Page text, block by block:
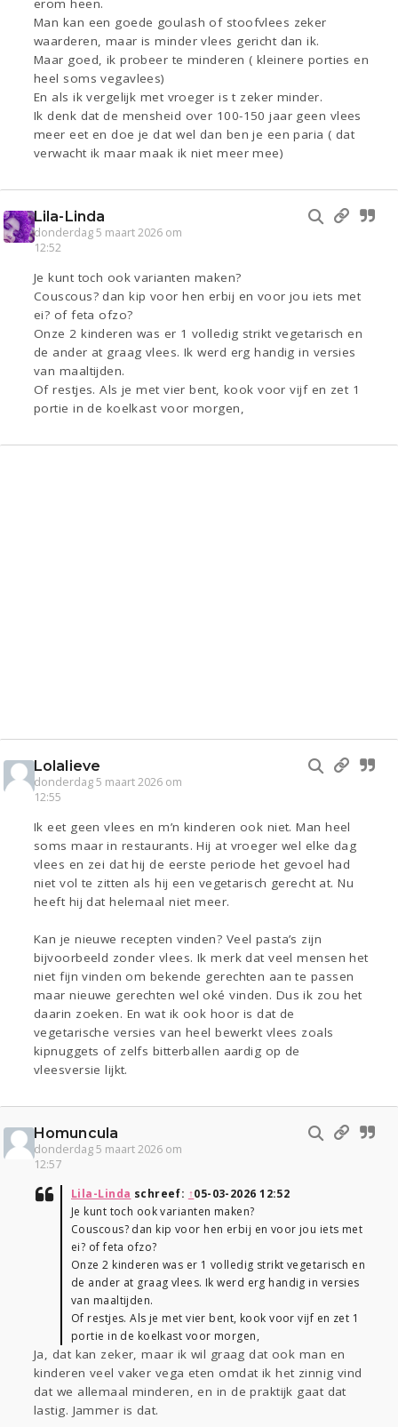
erom heen.
Man kan een goede goulash of stoofvlees zeker
waarderen, maar is minder vlees gericht dan ik.
Maar goed, ik probeer te minderen ( kleinere porties en
heel soms vegavlees)
En als ik vergelijk met vroeger is t zeker minder.
Ik denk dat de mensheid over 100-150 jaar geen vlees
meer eet en doe je dat wel dan ben je een paria ( dat
verwacht ik maar maak ik niet meer mee)
Lila-Linda
donderdag 5 maart 2026 om
12:52
Je kunt toch ook varianten maken?
Couscous? dan kip voor hen erbij en voor jou iets met
ei? of feta ofzo?
Onze 2 kinderen was er 1 volledig strikt vegetarisch en
de ander at graag vlees. Ik werd erg handig in versies
van maaltijden.
Of restjes. Als je met vier bent, kook voor vijf en zet 1
portie in de koelkast voor morgen,
Lolalieve
donderdag 5 maart 2026 om
12:55
Ik eet geen vlees en m’n kinderen ook niet. Man heel
soms maar in restaurants. Hij at vroeger wel elke dag
vlees en zei dat hij de eerste periode het gevoel had
niet vol te zitten als hij een vegetarisch gerecht at. Nu
heeft hij dat helemaal niet meer.
Kan je nieuwe recepten vinden? Veel pasta’s zijn
bijvoorbeeld zonder vlees. Ik merk dat veel mensen het
niet fijn vinden om bekende gerechten aan te passen
maar nieuwe gerechten wel oké vinden. Dus ik zou het
daarin zoeken. En wat ik ook hoor is dat de
vegetarische versies van heel bewerkt vlees zoals
kipnuggets of zelfs bitterballen aardig op de
vleesversie lijkt.
Homuncula
donderdag 5 maart 2026 om
12:57
Lila-Linda schreef: ↑05-03-2026 12:52
Je kunt toch ook varianten maken?
Couscous? dan kip voor hen erbij en voor jou iets met
ei? of feta ofzo?
Onze 2 kinderen was er 1 volledig strikt vegetarisch en
de ander at graag vlees. Ik werd erg handig in versies
van maaltijden.
Of restjes. Als je met vier bent, kook voor vijf en zet 1
portie in de koelkast voor morgen,
Ja, dat kan zeker, maar ik wil graag dat ook man en
kinderen veel vaker vega eten omdat ik het zinnig vind
dat we allemaal minderen, en in de praktijk gaat dat
lastig. Jammer is dat.